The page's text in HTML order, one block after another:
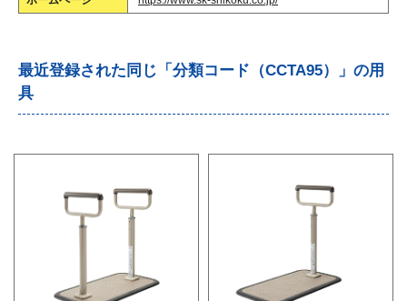
最近登録された同じ「分類コード（CCTA95）」の用
具